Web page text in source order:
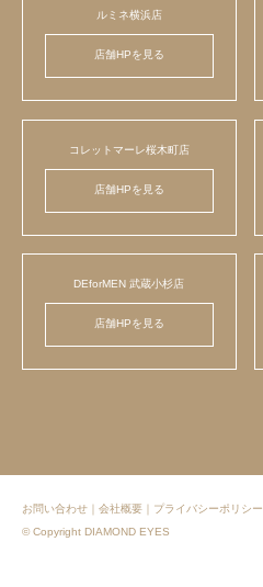
ルミネ横浜店
店舗HPを見る
コレットマーレ桜木町店
店舗HPを見る
DEforMEN 武蔵小杉店
店舗HPを見る
お問い合わせ 会社概要
プライバシーポリシー
© Copyright DIAMOND EYES